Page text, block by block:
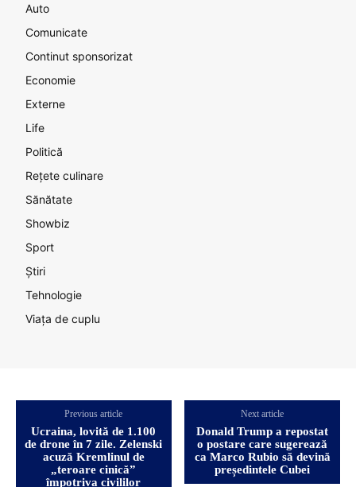
Auto
Comunicate
Continut sponsorizat
Economie
Externe
Life
Politică
Rețete culinare
Sănătate
Showbiz
Sport
Știri
Tehnologie
Viața de cuplu
Previous article
Ucraina, lovită de 1.100
de drone în 7 zile. Zelenski
acuză Kremlinul de
„teroare cinică”
împotriva civililor
Next article
Donald Trump a repostat
o postare care sugerează
ca Marco Rubio să devină
președintele Cubei